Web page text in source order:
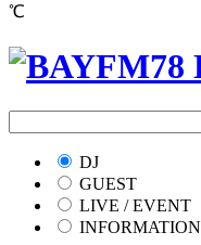
℃
DJ
GUEST
LIVE / EVENT
INFORMATION